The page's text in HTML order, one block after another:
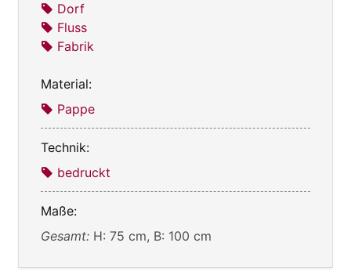
Dorf
Fluss
Fabrik
Material:
Pappe
Technik:
bedruckt
Maße:
Gesamt: H: 75 cm, B: 100 cm